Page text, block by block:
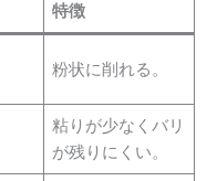
特徴
粉状に削れる。
粘りが少なくバリ
が残りにくい。